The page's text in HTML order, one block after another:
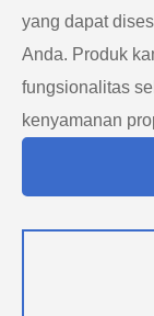
yang dapat
Anda. Produk
fungsionalitas
kenyamanan